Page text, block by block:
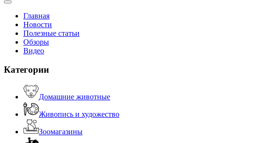
Главная
Новости
Полезные статьи
Обзоры
Видео
Категории
Домашние животные
Живопись и художество
Зоомагазины